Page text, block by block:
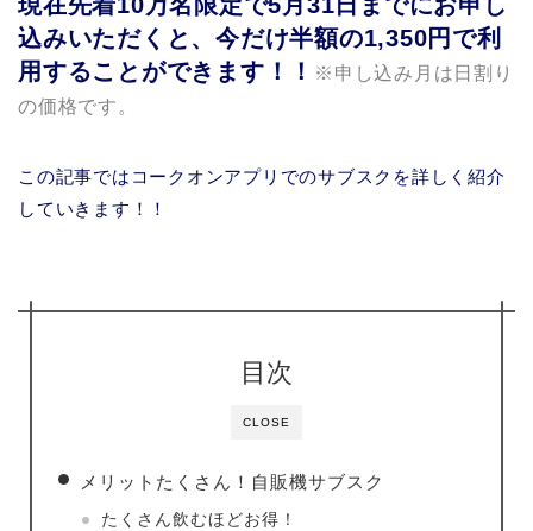
込みいただくと、今だけ半額の1,350円で利
用することができます！！
※申し込み月は日割り
の価格です。
この記事ではコークオンアプリでのサブスクを詳しく紹介
していきます！！
CLOSE
目次
メリットたくさん！自販機サブスク
たくさん飲むほどお得！